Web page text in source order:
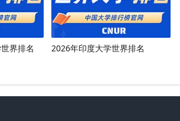
界排名 2026年印度大学世界排名